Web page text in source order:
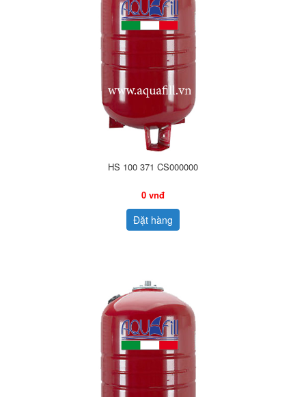
HS 100 371 CS000000
0 vnđ
Đặt hàng